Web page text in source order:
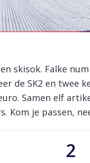
skisok. Falke
de SK2 en twee
Samen elf
je passen,
2